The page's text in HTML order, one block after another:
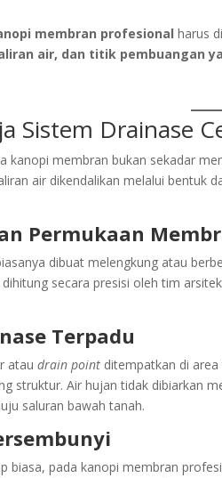
membran profesional harus
air, dan titik pembuangan
Sistem Drainase
kanopi membran bukan sekadar
air dikendalikan melalui bentuk
Permukaan
dibuat melengkung atau
secara presisi oleh tim
Terpadu
ataudrain point ditempatkan di
struktur. Air hujan tidak dibiarkan
saluran bawah tanah.
biasa, pada kanopi membran